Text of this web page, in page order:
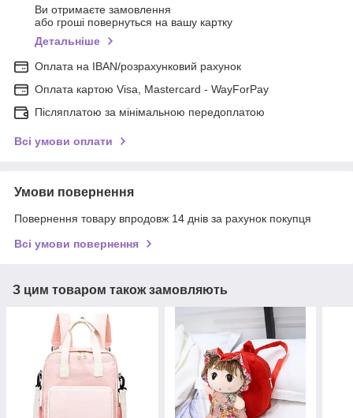
Ви отримаєте замовлення
або гроші повернуться на вашу картку
Детальніше
Оплата на IBAN/розрахунковий рахунок
Оплата картою Visa, Mastercard - WayForPay
Післяплатою за мінімальною передоплатою
Всі умови оплати
Умови повернення
Повернення товару впродовж 14 днів за рахунок покупця
Всі умови повернення
З цим товаром також замовляють